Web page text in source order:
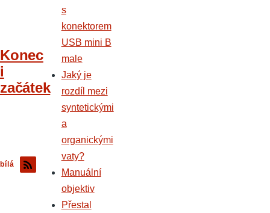
Konec
i
začátek
bílá
s
konektorem
USB mini B
male
Jaký je
rozdíl mezi
syntetickými
a
organickými
vaty?
Manuální
objektiv
Přestal